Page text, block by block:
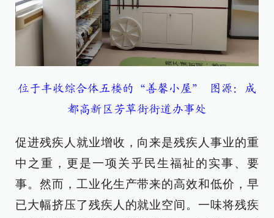
位于丰收综合体五楼的“善馨小屋” 图源：成
都高新区芳草街街道办事处
促进残疾人就业增收，向来是残疾人事业的重
中之重，更是一项关乎民生福祉的实事、要
事。然而，工业化生产带来的高效和低价，早
已大幅挤压了残疾人的就业空间。一味将残疾